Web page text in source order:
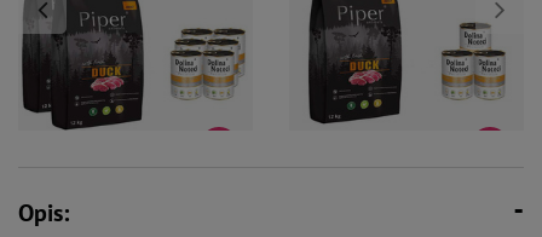
Karma sucha dla psa Piper
Opis: